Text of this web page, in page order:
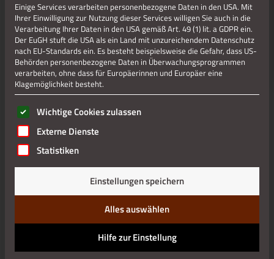
Einige Services verarbeiten personenbezogene Daten in den USA. Mit
Ihrer Einwilligung zur Nutzung dieser Services willigen Sie auch in die
Verarbeitung Ihrer Daten in den USA gemäß Art. 49 (1) lit. a GDPR ein.
Der EuGH stuft die USA als ein Land mit unzureichendem Datenschutz
nach EU-Standards ein. Es besteht beispielsweise die Gefahr, dass US-
Behörden personenbezogene Daten in Überwachungsprogrammen
verarbeiten, ohne dass für Europäerinnen und Europäer eine
Klagemöglichkeit besteht.
Es folgt eine Liste der Service-Gruppen, für die eine
Wichtige Cookies zulassen
Externe Dienste
Statistiken
Einstellungen speichern
Alles auswählen
Hilfe zur Einstellung